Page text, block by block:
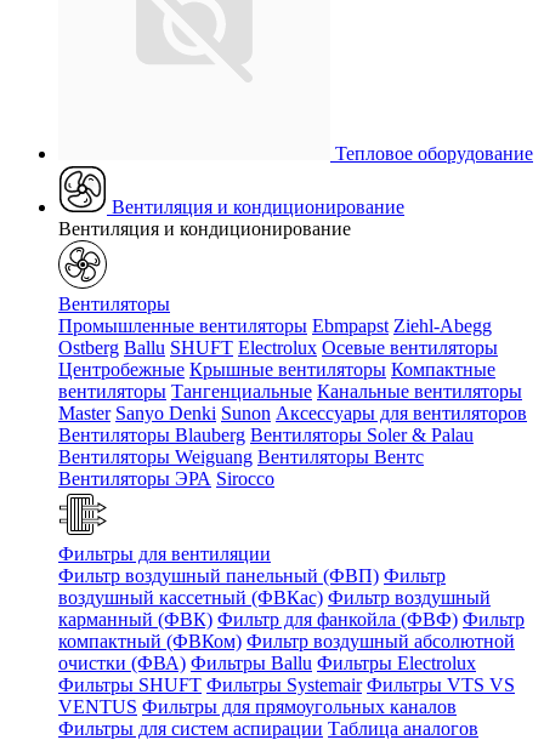
Тепловое оборудование
Вентиляция и кондиционирование
Вентиляция и кондиционирование
Вентиляторы
Промышленные вентиляторы Ebmpapst Ziehl-Abegg
Ostberg Ballu SHUFT Electrolux Осевые вентиляторы
Центробежные Крышные вентиляторы Компактные
вентиляторы Тангенциальные Канальные вентиляторы
Master Sanyo Denki Sunon Аксессуары для вентиляторов
Вентиляторы Blauberg Вентиляторы Soler & Palau
Вентиляторы Weiguang Вентиляторы Вентс
Вентиляторы ЭРА Sirocco
Фильтры для вентиляции
Фильтр воздушный панельный (ФВП) Фильтр
воздушный кассетный (ФВКас) Фильтр воздушный
карманный (ФВК) Фильтр для фанкойла (ФВФ) Фильтр
компактный (ФВКом) Фильтр воздушный абсолютной
очистки (ФВА) Фильтры Ballu Фильтры Electrolux
Фильтры SHUFT Фильтры Systemair Фильтры VTS VS
VENTUS Фильтры для прямоугольных каналов
Фильтры для систем аспирации Таблица аналогов